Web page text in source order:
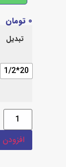
افزودن به سبد خرید